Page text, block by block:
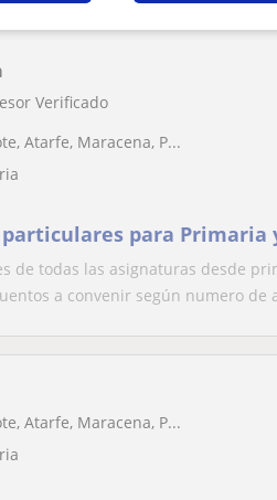
Verificado
Atarfe, Maracena, P...
particulares para Primaria
de todas las asignaturas desde
a convenir según numero de
Atarfe, Maracena, P...